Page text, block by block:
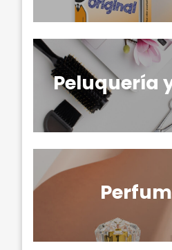
Peluquería